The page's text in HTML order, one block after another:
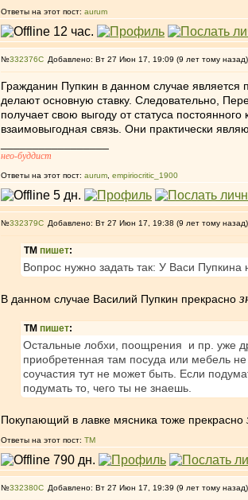
Ответы на этот пост: aurum
№332376 Добавлено: Вт 27 Июн 17, 19:09 (9 лет тому назад)
Гражданин Пупкин в данном случае
делают основную ставку. Следовательно,
получает свою выгоду от статуса
взаимовыгодная связь. Они практически
нео-буддист
Ответы на этот пост: aurum empiriocritic_1900
№332379 Добавлено: Вт 27 Июн 17, 19:38 (9 лет тому назад)
ТМ пишет:
Вопрос нужно задать так: У Васи
В данном случае Василий Пупкин прекрасно
ТМ пишет:
Остальные лобхи, поощрения и пр. уже
приобретенная там посуда или мебель
соучастия тут не может быть. Если
подумать то, чего ты не знаешь.
Покупающий в лавке мясника тоже прекрасно
Ответы на этот пост: ТМ
№332380 Добавлено: Вт 27 Июн 17, 19:39 (9 лет тому назад)